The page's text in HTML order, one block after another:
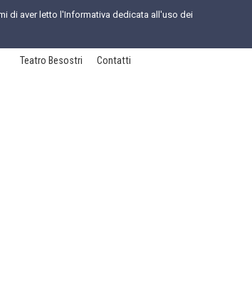
Teatro Besostri Contatti
di aver letto l'Informativa dedicata all'uso dei